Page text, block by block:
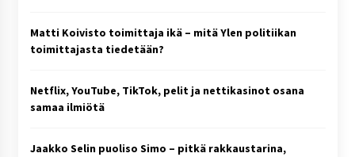
Matti Koivisto toimittaja ikä – mitä Ylen politiikan
toimittajasta tiedetään?
Netflix, YouTube, TikTok, pelit ja nettikasinot osana
samaa ilmiötä
Jaakko Selin puoliso Simo – pitkä rakkaustarina,